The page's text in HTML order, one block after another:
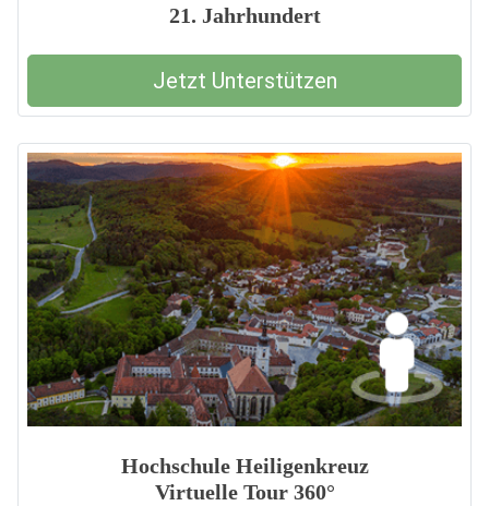
21. Jahrhundert
Jetzt Unterstützen
Hochschule Heiligenkreuz
Virtuelle Tour 360°